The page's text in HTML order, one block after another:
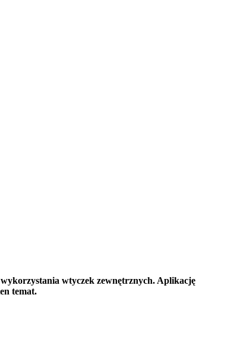
wtyczek zewnętrznych. Aplikację
temat.